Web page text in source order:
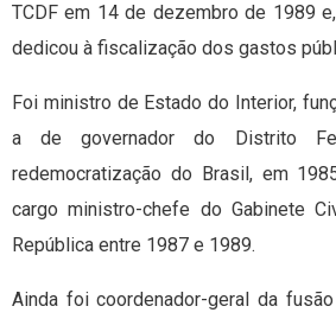
TCDF em 14 de dezembro de 1989
dedicou à fiscalização dos gastos
Foi ministro de Estado do Interior,
a de governador do Distrito
redemocratização do Brasil, em
cargo ministro-chefe do Gabinete
República entre 1987 e 1989.
Ainda foi coordenador-geral da